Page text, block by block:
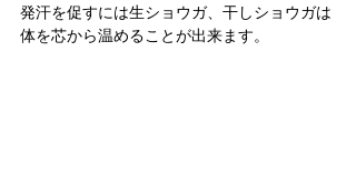
発汗を促すには生ショウガ、干しショウガは
体を芯から温めることが出来ます。